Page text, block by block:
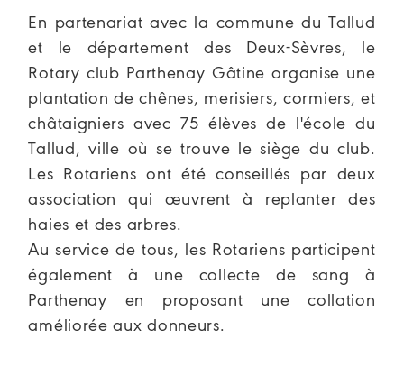
En partenariat avec la commune du Tallud
et le département des Deux-Sèvres, le
Rotary club Parthenay Gâtine organise une
plantation de chênes, merisiers, cormiers, et
châtaigniers avec 75 élèves de l'école du
Tallud, ville où se trouve le siège du club.
Les Rotariens ont été conseillés par deux
association qui œuvrent à replanter des
haies et des arbres.
Au service de tous, les Rotariens participent
également à une collecte de sang à
Parthenay en proposant une collation
améliorée aux donneurs.